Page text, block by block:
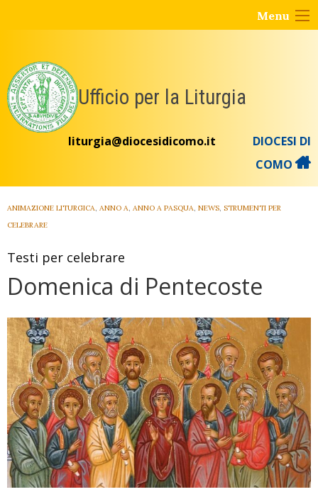
Menu
Ufficio per la Liturgia
liturgia@diocesidicomo.it
DIOCESI DI
COMO
ANIMAZIONE LITURGICA, ANNO A, ANNO A PASQUA, NEWS, STRUMENTI PER
CELEBRARE
Testi per celebrare
Domenica di Pentecoste